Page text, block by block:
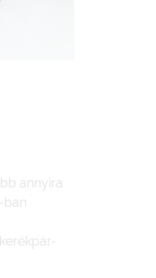
annyira
ban